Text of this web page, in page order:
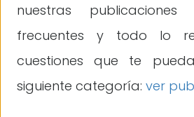
nuestras
frecuentes y todo lo
cuestiones que te
siguiente categoría: ver